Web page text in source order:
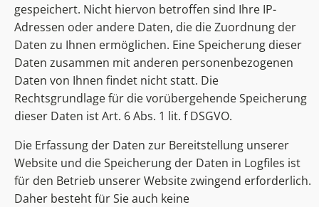
gespeichert. Nicht hiervon betroffen sind Ihre IP-
Adressen oder andere Daten, die die Zuordnung der
Daten zu Ihnen ermöglichen. Eine Speicherung dieser
Daten zusammen mit anderen personenbezogenen
Daten von Ihnen findet nicht statt. Die
Rechtsgrundlage für die vorübergehende Speicherung
dieser Daten ist Art. 6 Abs. 1 lit. f DSGVO.
Die Erfassung der Daten zur Bereitstellung unserer
Website und die Speicherung der Daten in Logfiles ist
für den Betrieb unserer Website zwingend erforderlich.
Daher besteht für Sie auch keine